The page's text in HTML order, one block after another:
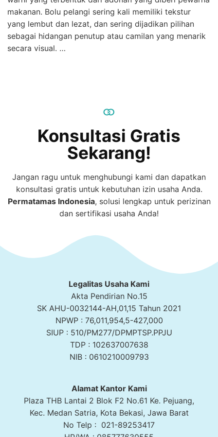
makanan. Bolu pelangi sering kali memiliki tekstur
yang lembut dan lezat, dan sering dijadikan pilihan
sebagai hidangan penutup atau camilan yang menarik
secara visual. …
Konsultasi Gratis
Sekarang!
Jangan ragu untuk menghubungi kami dan dapatkan
konsultasi gratis untuk kebutuhan izin usaha Anda.
PermatamasIndonesia, solusi lengkap untuk perizinan
dan sertifikasi usaha Anda!
Legalitas Usaha Kami
Akta Pendirian No.15
SK AHU-0032144-AH,01,15 Tahun 2021
NPWP : 76,011,954,5-427,000
SIUP : 510/PM277/DPMPTSP.PPJU
TDP : 102637007638
NIB : 0610210009793
Alamat Kantor Kami
Plaza THB Lantai 2 Blok F2 No.61 Ke. Pejuang,
Kec. Medan Satria, Kota Bekasi, Jawa Barat
No Telp : 021-89253417